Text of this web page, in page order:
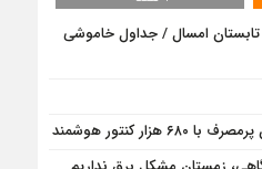
در تابستان امسال / جداول خاموشی
کنتور هوشمند